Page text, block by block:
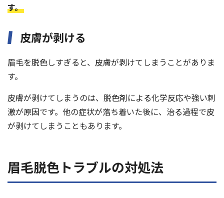
す。
皮膚が剥ける
眉毛を脱色しすぎると、皮膚が剥けてしまうことがありま
す。
皮膚が剥けてしまうのは、脱色剤による化学反応や強い刺
激が原因です。他の症状が落ち着いた後に、治る過程で皮
が剥けてしまうこともあります。
眉毛脱色トラブルの対処法